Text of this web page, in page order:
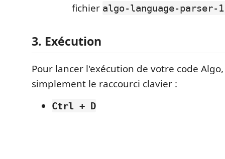
fichier algo-language-
3. Exécution
Pour lancer l'exécution de votre code
simplement le raccourci clavier :
Ctrl + D